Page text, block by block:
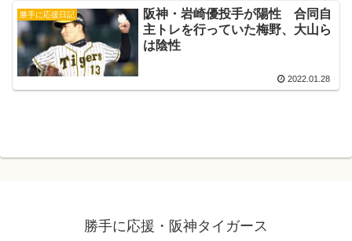
勝手に応援日記
阪神・岩崎優投手が陽性 合同自
主トレを行っていた梅野、大山ら
は陰性
2022.01.28
勝手に応援・阪神タイガース